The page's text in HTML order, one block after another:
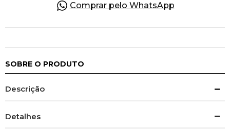
Comprar pelo WhatsApp
SOBRE O PRODUTO
Descrição
Detalhes